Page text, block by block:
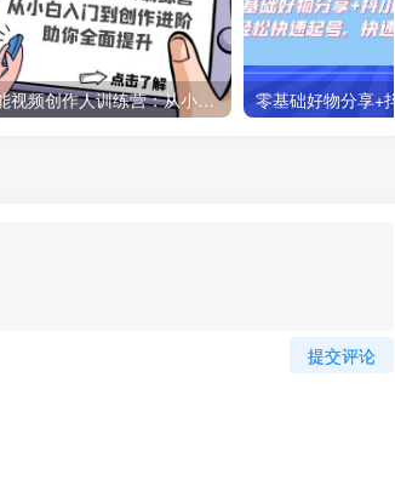
全能视频创作人训练营：从小白入门到创作进阶，助你全面提升
提交评论